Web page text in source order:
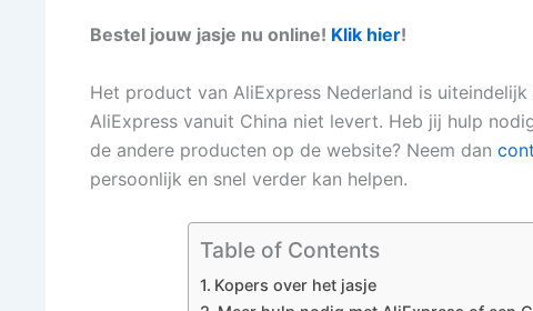
Bestel jouw jasje nu online! Klik hier!
Het product van AliExpress Nederland is
AliExpress vanuit China niet levert. Heb jij hulp
de andere producten op de website? Neem dan
persoonlijk en snel verder kan helpen.
Table of Contents
Kopers over het jasje